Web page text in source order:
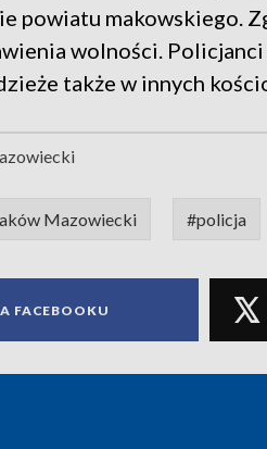
powiatu makowskiego.
wolności. Policjanci
także w innych
Mazowiecki #policja
FACEBOOKU